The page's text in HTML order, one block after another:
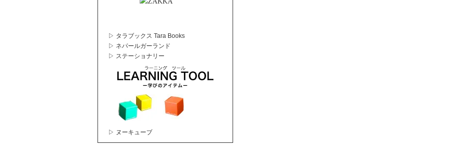
▷ タラブックス Tara Books
▷ ネパールガーランド
▷ ステーショナリー
▷ ヌーキューブ